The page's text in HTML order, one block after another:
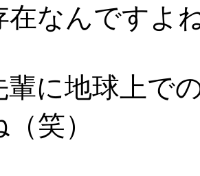
在なんですよ
輩に地球上で
笑）